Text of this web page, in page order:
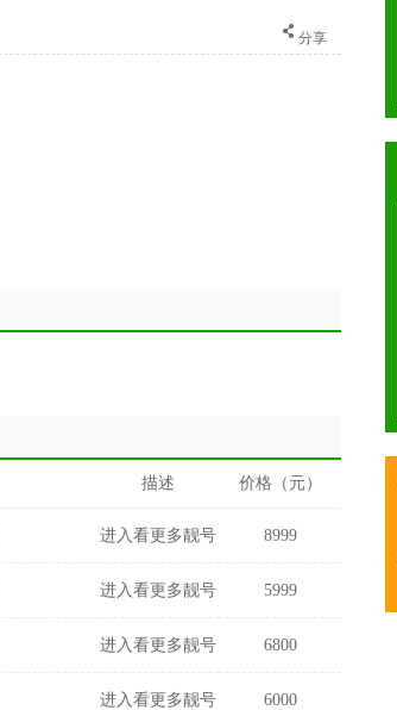
分享
描述 价格（元）
进入看更多靓号 8999
进入看更多靓号 5999
进入看更多靓号 6800
进入看更多靓号 6000